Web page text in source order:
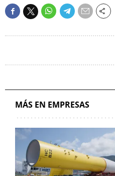
MÁS EN EMPRESAS